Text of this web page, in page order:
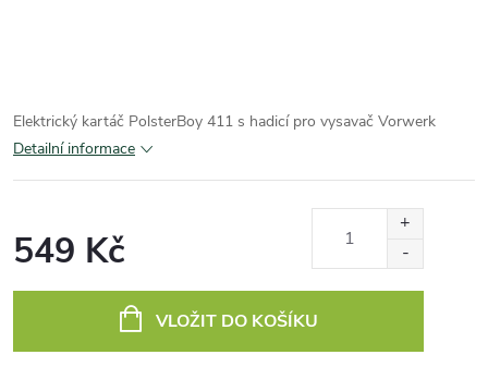
Elektrický kartáč PolsterBoy 411 s hadicí pro vysavač Vorwerk
Detailní informace
549 Kč
VLOŽIT DO KOŠÍKU